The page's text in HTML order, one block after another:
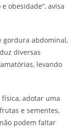
obesidade”, avisa
gordura abdominal,
diversas
levando
adotar uma
e sementes,
podem faltar